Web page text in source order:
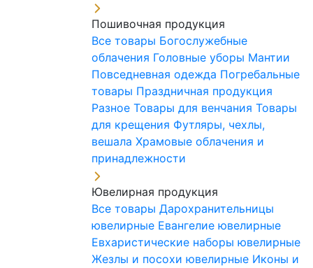
Пошивочная продукция
Все товары Богослужебные
облачения Головные уборы Мантии
Повседневная одежда Погребальные
товары Праздничная продукция
Разное Товары для венчания Товары
для крещения Футляры, чехлы,
вешала Храмовые облачения и
принадлежности
Ювелирная продукция
Все товары Дарохранительницы
ювелирные Евангелие ювелирные
Евхаристические наборы ювелирные
Жезлы и посохи ювелирные Иконы и